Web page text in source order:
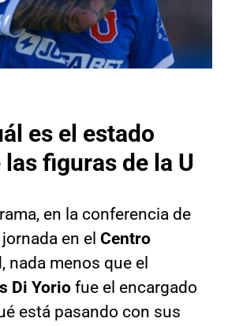
es el estado
figuras de la U
en la conferencia de
en el Centro
, nada menos que el
Di Yorio fue el encargado
está pasando con sus